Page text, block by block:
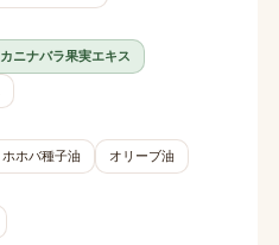
カニナバラ果実エキス
ホホバ種子油
オリーブ油